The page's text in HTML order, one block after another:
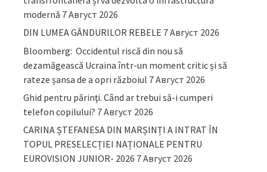
modernă 7 Август 2026
DIN LUMEA GÂNDURILOR REBELE 7 Август 2026
Bloomberg: Occidentul riscă din nou să
dezamăgească Ucraina într-un moment critic și să
rateze șansa de a opri războiul 7 Август 2026
Ghid pentru părinţi. Când ar trebui să-i cumperi
telefon copilului? 7 Август 2026
CARINA ȘTEFANESA DIN MARȘINȚI A INTRAT ÎN
TOPUL PRESELECȚIEI NAȚIONALE PENTRU
EUROVISION JUNIOR- 2026 7 Август 2026